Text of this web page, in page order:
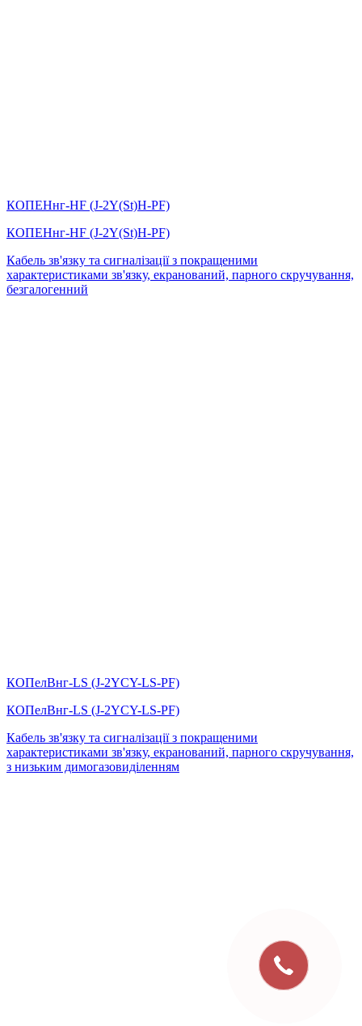
КОПЕНнг-HF (J-2Y(St)Н-PF)
КОПЕНнг-HF (J-2Y(St)Н-PF)
Кабель зв'язку та сигналізації з покращеними
характеристиками зв'язку, екранований, парного скручування,
безгалогенний
КОПелВнг-LS (J-2YCY-LS-PF)
КОПелВнг-LS (J-2YCY-LS-PF)
Кабель зв'язку та сигналізації з покращеними
характеристиками зв'язку, екранований, парного скручування,
з низьким димогазовиділенням